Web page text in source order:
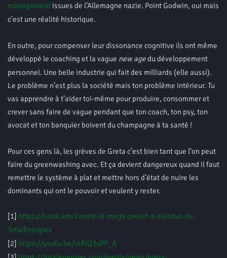
managementissues de l’Allemagne nazie. Point Godwin, oui mais
c’est une réalité historique.
En outre, pour compenser leur dissonance cognitive ils ont même
développé le coaching et la vague new agedu développement
personnel. Une belle industrie qui fait des milliards (elle aussi).
Le problème n’est plus la société mais ton problème intérieur. Tu
vas apprendre à t’aider toi-même pour produire, consommer et
crever sans faire de vague pendant que ton coach, ton psy, ton
avocat et ton banquier boivent du champagne à ta santé !
Pour ces gens là, les grèves de Greta c’est bien tant que l’on peut
faire du greenwashing avec. Et ça devient dangereux quand il faut
remettre le système à plat et mettre hors d’état de nuire les
dominants qui ont le pouvoir et veulent y rester.
[1] https://lundi.am/Contre-le-mega-projet-d-oleoduc-de-
TotalEnergies
[2] https://youtu.be/vrAlQ3sPP_A